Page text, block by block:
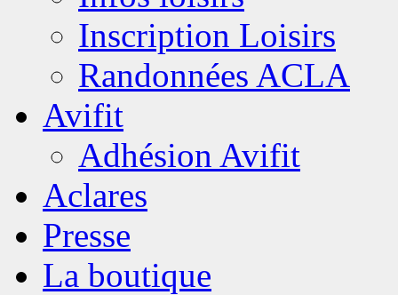
Inscription Loisirs
Randonnées ACLA
Avifit
Adhésion Avifit
Aclares
Presse
La boutique